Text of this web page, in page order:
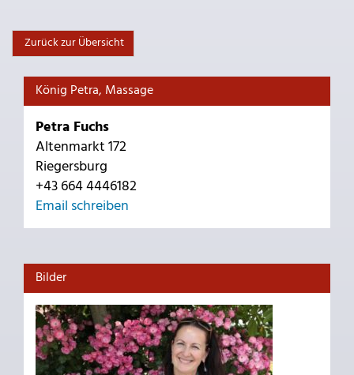
Zurück zur Übersicht
König Petra, Massage
Petra Fuchs
Altenmarkt 172
Riegersburg
+43 664 4446182
Email schreiben
Bilder